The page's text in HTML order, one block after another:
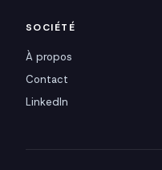
SOCIÉTÉ
À propos
Contact
LinkedIn